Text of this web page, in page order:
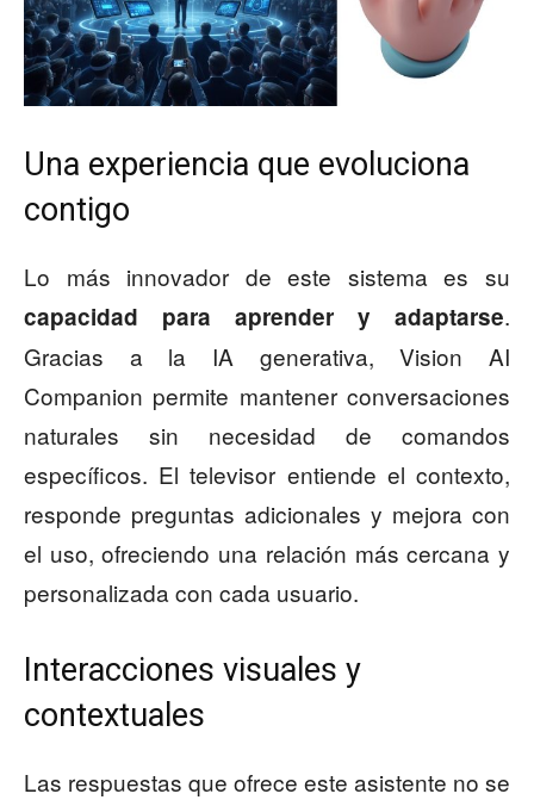
Una experiencia que evoluciona
contigo
Lo más innovador de este sistema es su
capacidad para aprender y adaptarse.
Gracias a la IA generativa, Vision AI
Companion permite mantener conversaciones
naturales sin necesidad de comandos
específicos. El televisor entiende el contexto,
responde preguntas adicionales y mejora con
el uso, ofreciendo una relación más cercana y
personalizada con cada usuario.
Interacciones visuales y
contextuales
Las respuestas que ofrece este asistente no se